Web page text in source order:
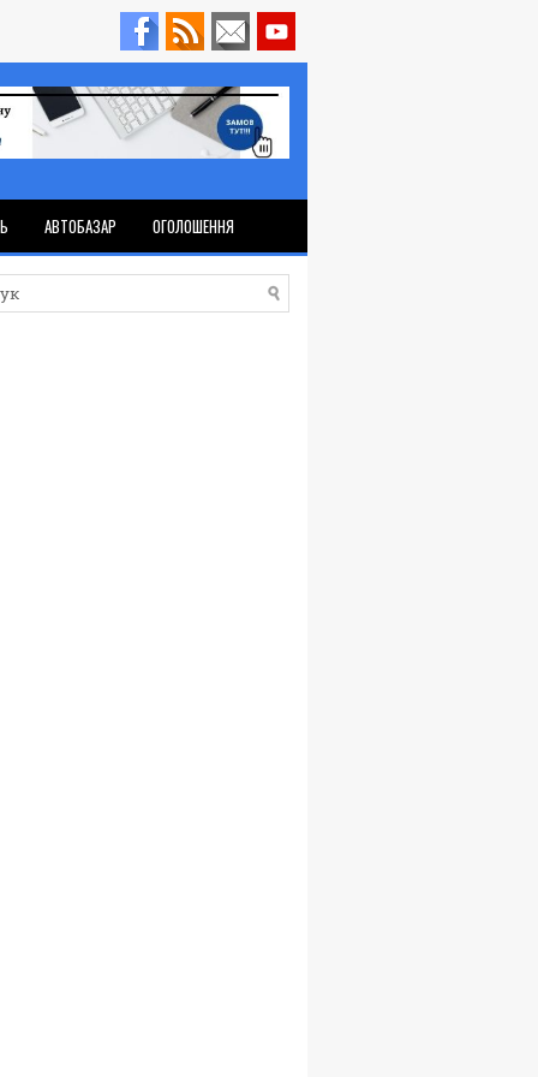
АВТОБАЗАР ОГОЛОШЕННЯ